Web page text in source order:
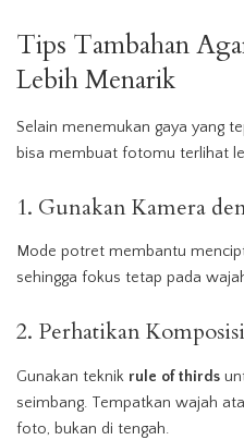
Tips Tambahan
Lebih Menarik
Selain menemukan gaya yang
bisa membuat fotomu terlihat
1. Gunakan Kamera
Mode potret membantu
sehingga fokus tetap pada
2. Perhatikan Komposisi
Gunakan teknik rule of thirds
seimbang. Tempatkan wajah
foto, bukan di tengah.